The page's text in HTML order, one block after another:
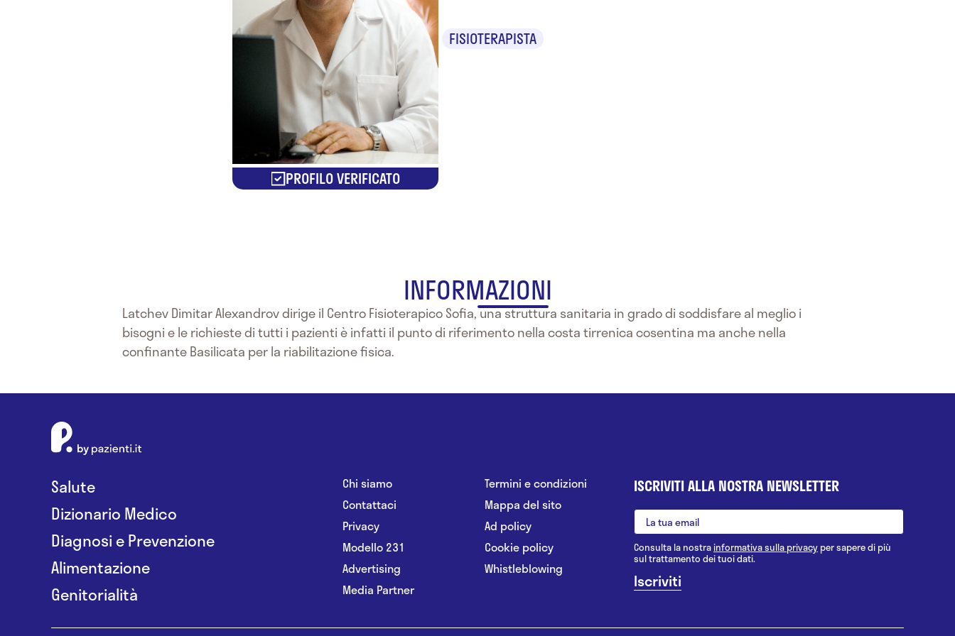
PROFILO VERIFICATO
FISIOTERAPISTA
INFORMAZIONI
Latchev Dimitar Alexandrov dirige il Centro Fisioterapico Sofia, una struttura sanitaria in grado di soddisfare al meglio i
bisogni e le richieste di tutti i pazienti è infatti il punto di riferimento nella costa tirrenica cosentina ma anche nella
confinante Basilicata per la riabilitazione fisica.
Salute
Dizionario Medico
Diagnosi e Prevenzione
Alimentazione
Genitorialità
Chi siamo
Contattaci
Privacy
Modello 231
Advertising
Media Partner
Termini e condizioni
Mappa del sito
Ad policy
Cookie policy
Whistleblowing
ISCRIVITI ALLA NOSTRA NEWSLETTER
Consulta la nostrainformativa sulla privacy per sapere di più
sul trattamento dei tuoi dati.